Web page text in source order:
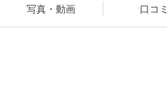
写真・動画 口コミ